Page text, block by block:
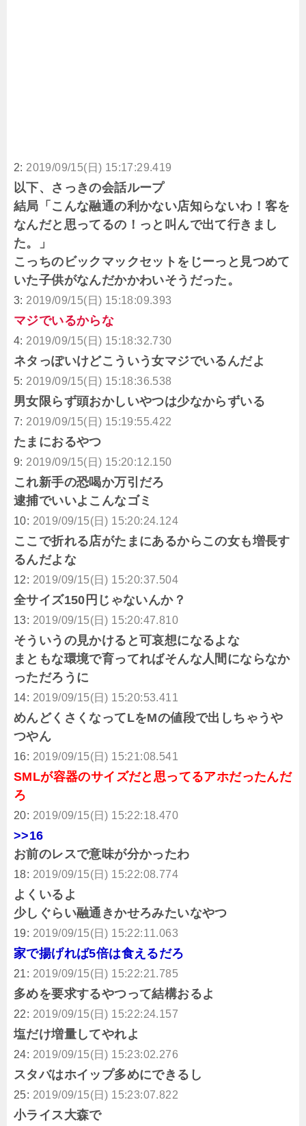
2: 2019/09/15(日) 15:17:29.419
以下、さっきの会話ループ
結局「こんな融通の利かない店知らないわ！客を
なんだと思ってるの！っと叫んで出て行きまし
た。」
こっちのビックマックセットをじーっと見つめて
いた子供がなんだかかわいそうだった。
3: 2019/09/15(日) 15:18:09.393
マジでいるからな
4: 2019/09/15(日) 15:18:32.730
ネタっぽいけどこういう女マジでいるんだよ
5: 2019/09/15(日) 15:18:36.538
男女限らず頭おかしいやつは少なからずいる
7: 2019/09/15(日) 15:19:55.422
たまにおるやつ
9: 2019/09/15(日) 15:20:12.150
これ新手の恐喝か万引だろ
逮捕でいいよこんなゴミ
10: 2019/09/15(日) 15:20:24.124
ここで折れる店がたまにあるからこの女も増長す
るんだよな
12: 2019/09/15(日) 15:20:37.504
全サイズ150円じゃないんか？
13: 2019/09/15(日) 15:20:47.810
そういうの見かけると可哀想になるよな
まともな環境で育ってればそんな人間にならなか
っただろうに
14: 2019/09/15(日) 15:20:53.411
めんどくさくなってLをMの値段で出しちゃうや
つやん
16: 2019/09/15(日) 15:21:08.541
SMLが容器のサイズだと思ってるアホだったんだ
ろ
20: 2019/09/15(日) 15:22:18.470
>>16
お前のレスで意味が分かったわ
18: 2019/09/15(日) 15:22:08.774
よくいるよ
少しぐらい融通きかせろみたいなやつ
19: 2019/09/15(日) 15:22:11.063
家で揚げれば5倍は食えるだろ
21: 2019/09/15(日) 15:22:21.785
多めを要求するやつって結構おるよ
22: 2019/09/15(日) 15:22:24.157
塩だけ増量してやれよ
24: 2019/09/15(日) 15:23:02.276
スタバはホイップ多めにできるし
25: 2019/09/15(日) 15:23:07.822
小ライス大森で